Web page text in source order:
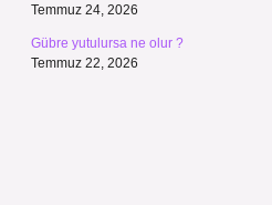
Temmuz 24, 2026
Gübre yutulursa ne olur ?
Temmuz 22, 2026